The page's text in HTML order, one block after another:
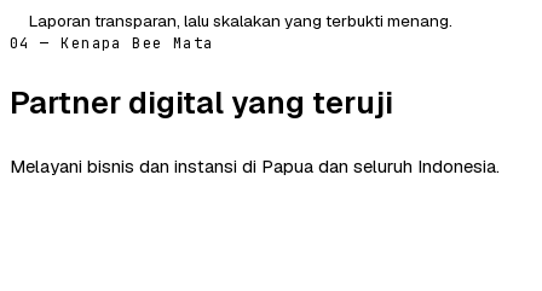
Laporan transparan, lalu skalakan yang terbukti menang.
04 — Kenapa Bee Mata
Partner digital yang teruji
Melayani bisnis dan instansi di Papua dan seluruh Indonesia.